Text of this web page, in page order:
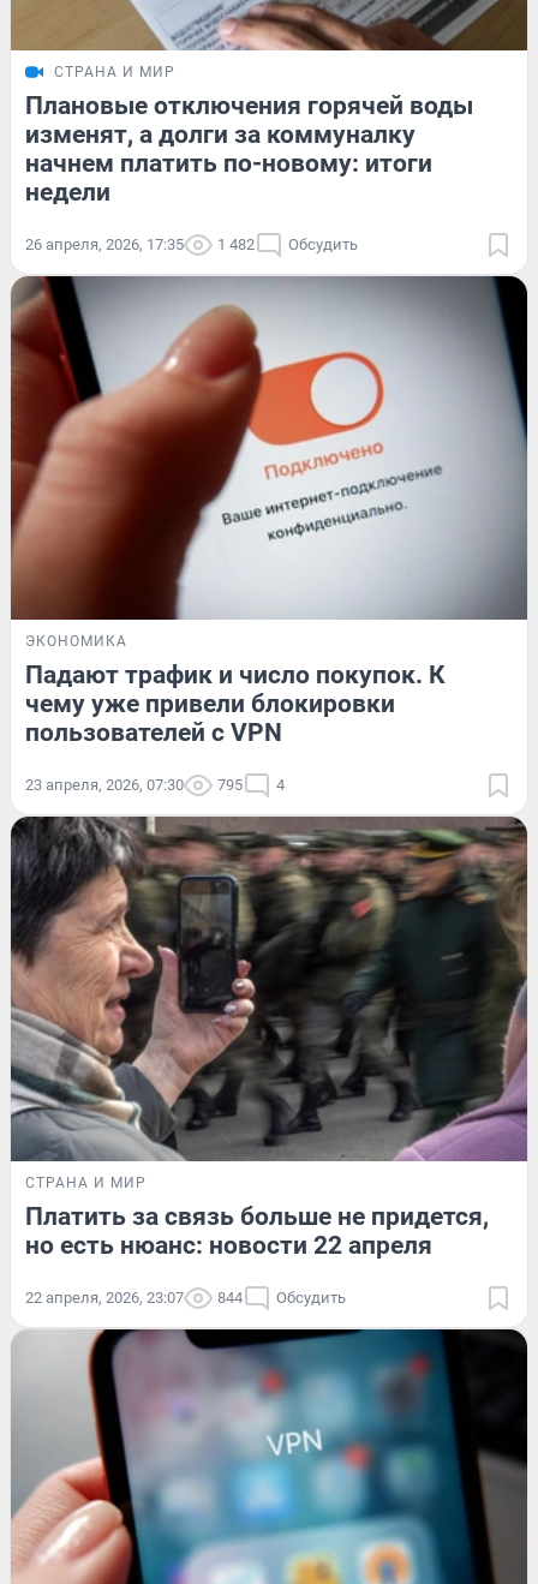
СТРАНА И МИР
Плановые отключения горячей воды
изменят, а долги за коммуналку
начнем платить по-новому: итоги
недели
26 апреля, 2026, 17:35 1 482 Обсудить
ЭКОНОМИКА
Падают трафик и число покупок. К
чему уже привели блокировки
пользователей с VPN
23 апреля, 2026, 07:30 795 4
СТРАНА И МИР
Платить за связь больше не придется,
но есть нюанс: новости 22 апреля
22 апреля, 2026, 23:07 844 Обсудить